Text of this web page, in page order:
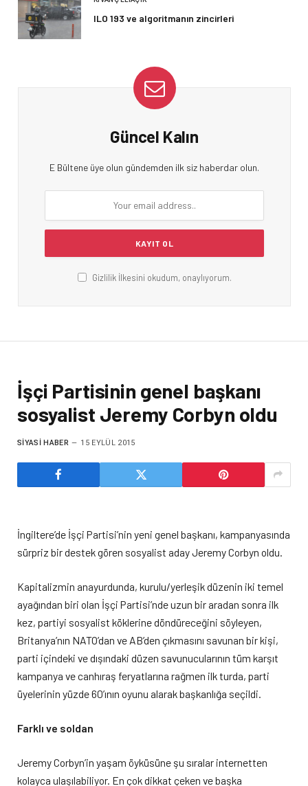
ILO 193 ve algoritmanın zincirleri
Güncel Kalın
E Bültene üye olun gündemden ilk siz haberdar olun.
Gizlilik İlkesini okudum, onaylıyorum.
İşçi Partisinin genel başkanı
sosyalist Jeremy Corbyn oldu
SIYASI HABER 15 EYLÜL 2015
İngiltere’de İşçi Partisi’nin yeni genel başkanı, kampanyasında
sürpriz bir destek gören sosyalist aday Jeremy Corbyn oldu.
Kapitalizmin anayurdunda, kurulu/yerleşik düzenin iki temel
ayağından biri olan İşçi Partisi’nde uzun bir aradan sonra ilk
kez, partiyi sosyalist köklerine döndüreceğini söyleyen,
Britanya’nın NATO’dan ve AB’den çıkmasını savunan bir kişi,
parti içindeki ve dışındaki düzen savunucularının tüm karşıt
kampanya ve canhıraş feryatlarına rağmen ilk turda, parti
üyelerinin yüzde 60’ının oyunu alarak başkanlığa seçildi.
Farklı ve soldan
Jeremy Corbyn’in yaşam öyküsüne şu sıralar internetten
kolayca ulaşılabiliyor. En çok dikkat çeken ve başka